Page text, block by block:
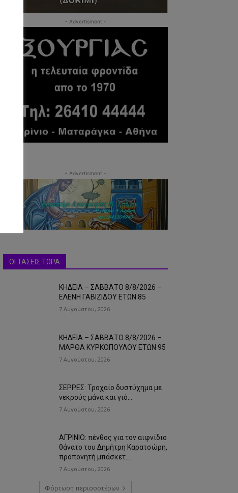
- Advertisment -
- Advertisment -
ΟΙ ΤΑΣΕΙΣ ΤΩΡΑ
ΚΗΔΕΙΑ – ΣΑΒΒΑΤΟ 8/8/2026 –
ΕΛΕΝΗ ΓΑΒΙΖΙΔΟΥ ΕΤΩΝ 85
7 Αυγούστου, 2026
ΚΗΔΕΙΑ – ΣΑΒΒΑΤΟ 8/8/2026 –
ΜΑΡΘΑ ΚΥΡΚΟΠΟΥΛΟΥ ΕΤΩΝ 95
7 Αυγούστου, 2026
ΣΕΡΡΕΣ: Τροχαίο δυστύχημα με
νεκρούς μάνα και γιό…
7 Αυγούστου, 2026
ΑΓΡΙΝΙΟ: πένθος για τον αιφνίδιο
θάνατο του Δημήτρη Καρατσώρη,
προπονητή μπάσκετ…
7 Αυγούστου, 2026
Φόρτωση περισσοτέρων